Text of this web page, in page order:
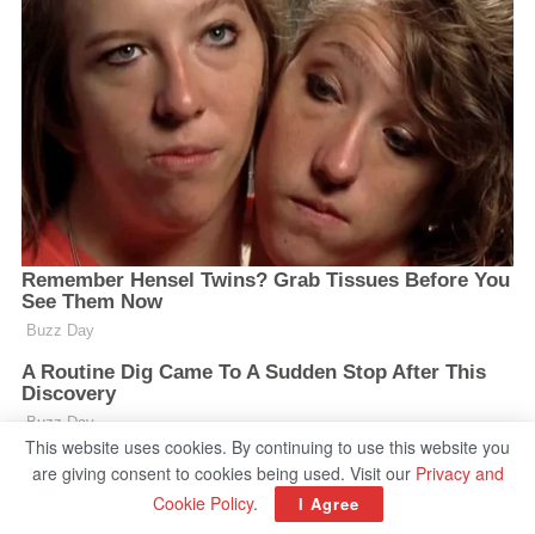
This website uses cookies. By continuing to use this website you
are giving consent to cookies being used. Visit our Privacy and
Cookie Policy. I Agree